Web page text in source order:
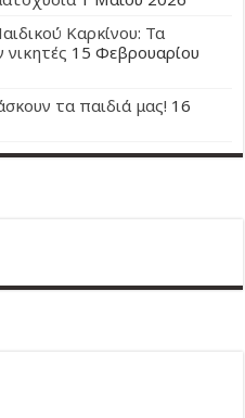
Καρκίνου: Τα
νικητές 15 Φεβρουαρίου
τα παιδιά μας! 16